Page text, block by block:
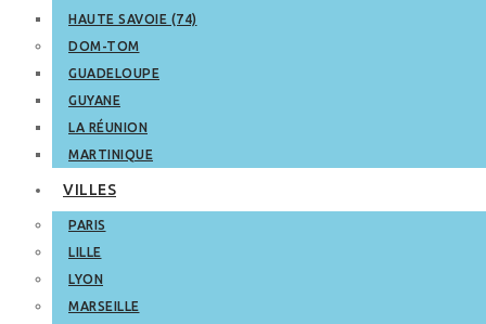
HAUTE SAVOIE (74)
DOM-TOM
GUADELOUPE
GUYANE
LA RÉUNION
MARTINIQUE
VILLES
PARIS
LILLE
LYON
MARSEILLE